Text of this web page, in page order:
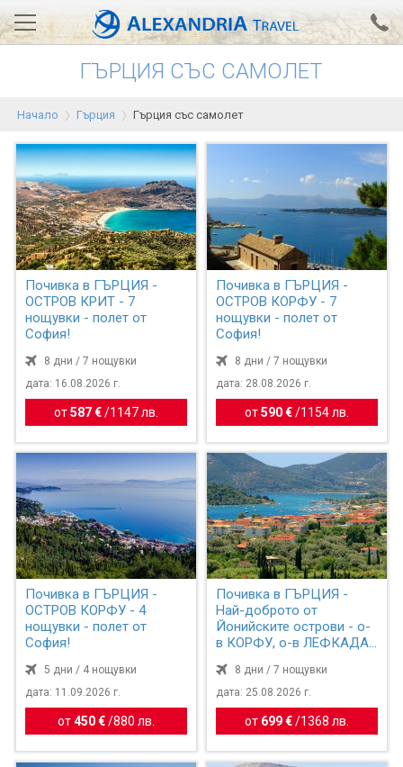
Вход за агенти Проверка на резервация
АЛЕКСАНДРИЯ хотели
Тунис
Турция
Гърция
Египет
Екскурзии
0700 18 308 Запитване
ГЪРЦИЯ СЪС САМОЛЕТ
Начало Гърция Гърция със самолет
Почивка в ГЪРЦИЯ -
ОСТРОВ КРИТ - 7
нощувки - полет от
София!
8 дни / 7 нощувки
дата: 16.08.2026 г.
от587 € / 1147 лв.
Почивка в ГЪРЦИЯ -
ОСТРОВ КОРФУ - 7
нощувки - полет от
София!
8 дни / 7 нощувки
дата: 28.08.2026 г.
от590 €/ 1154 лв.
Почивка в ГЪРЦИЯ -
ОСТРОВ КОРФУ - 4
нощувки - полет от
София!
5 дни / 4 нощувки
дата: 11.09.2026 г.
от450 € /880 лв.
Почивка в ГЪРЦИЯ -
Най-доброто от
Йонийските острови - о-
в КОРФУ, о-в ЛЕФКАДА
програма с полет от
София!
8 дни / 7 нощувки
дата: 25.08.2026 г.
от 699 €/ 1368 лв.